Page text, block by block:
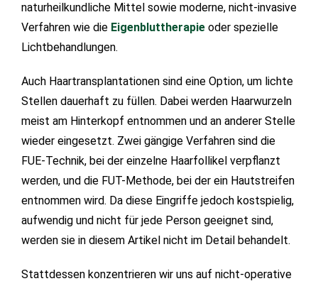
naturheilkundliche Mittel sowie moderne, nicht-invasive
Verfahren wie die Eigenbluttherapie oder spezielle
Lichtbehandlungen.
Auch Haartransplantationen sind eine Option, um lichte
Stellen dauerhaft zu füllen. Dabei werden Haarwurzeln
meist am Hinterkopf entnommen und an anderer Stelle
wieder eingesetzt. Zwei gängige Verfahren sind die
FUE-Technik, bei der einzelne Haarfollikel verpflanzt
werden, und die FUT-Methode, bei der ein Hautstreifen
entnommen wird. Da diese Eingriffe jedoch kostspielig,
aufwendig und nicht für jede Person geeignet sind,
werden sie in diesem Artikel nicht im Detail behandelt.
Stattdessen konzentrieren wir uns auf nicht-operative